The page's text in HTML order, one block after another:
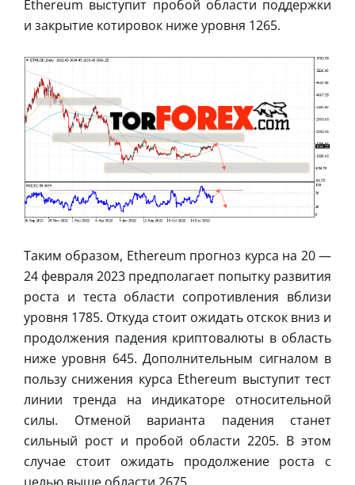
Ethereum выступит пробой области поддержки
и закрытие котировок ниже уровня 1265.
Таким образом, Ethereum прогноз курса на 20 —
24 февраля 2023 предполагает попытку развития
роста и теста области сопротивления вблизи
уровня 1785. Откуда стоит ожидать отскок вниз и
продолжения падения криптовалюты в область
ниже уровня 645. Дополнительным сигналом в
пользу снижения курса Ethereum выступит тест
линии тренда на индикаторе относительной
силы. Отменой варианта падения станет
сильный рост и пробой области 2205. В этом
случае стоит ожидать продолжение роста c